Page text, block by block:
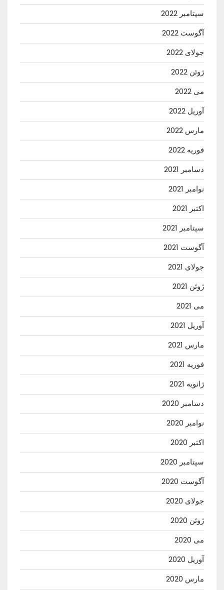
سپتامبر 2022
آگوست 2022
جولای 2022
ژوئن 2022
می 2022
آوریل 2022
مارس 2022
فوریه 2022
دسامبر 2021
نوامبر 2021
اکتبر 2021
سپتامبر 2021
آگوست 2021
جولای 2021
ژوئن 2021
می 2021
آوریل 2021
مارس 2021
فوریه 2021
ژانویه 2021
دسامبر 2020
نوامبر 2020
اکتبر 2020
سپتامبر 2020
آگوست 2020
جولای 2020
ژوئن 2020
می 2020
آوریل 2020
مارس 2020